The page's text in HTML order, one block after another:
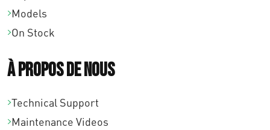
Models
On Stock
À propos de nous
Technical Support
Maintenance Videos